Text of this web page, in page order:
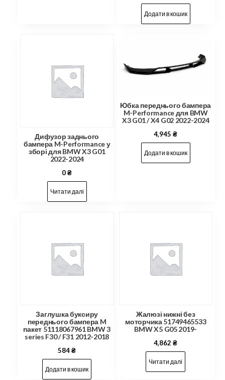
Додати в кошик
Дифузор заднього
бампера M-Performance у
зборі для BMW X3 G01
2022-2024
0₴
Читати далі
Юбка переднього бампера
M-Performance для BMW
X3 G01 / X4 G02 2022-2024
4,945₴
Додати в кошик
Заглушка буксиру
переднього бампера M
пакет 51118067961 BMW 3
series F30 / F31 2012-2018
584₴
Додати в кошик
Жалюзі нижні без
моторчика 51749465533
BMW X5 G05 2019-
4,862₴
Читати далі